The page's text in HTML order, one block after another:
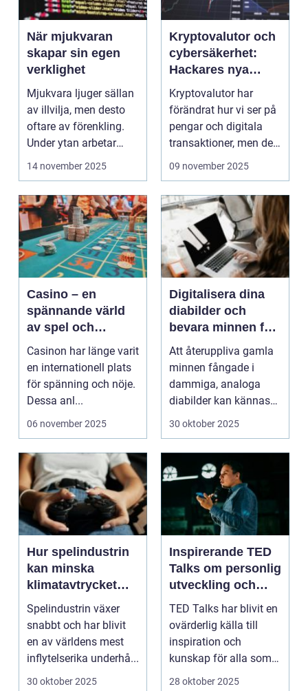
När mjukvaran
skapar sin egen
verklighet
Mjukvara ljuger sällan
av illvilja, men desto
oftare av förenkling.
Under ytan arbetar
pro...
14 november 2025
Kryptovalutor och
cybersäkerhet:
Hackares nya
lekplats
Kryptovalutor har
förändrat hur vi ser på
pengar och digitala
transaktioner, men de
...
09 november 2025
Casino – en
spännande värld
av spel och
underhållning
Casinon har länge varit
en internationell plats
för spänning och nöje.
Dessa anl...
06 november 2025
Digitalisera dina
diabilder och
bevara minnen för
framtiden
Att återuppliva gamla
minnen fångade i
dammiga, analoga
diabilder kan kännas
som en...
30 oktober 2025
Hur spelindustrin
kan minska
klimatavtrycket
genom innovation
och design
Spelindustrin växer
snabbt och har blivit
en av världens mest
inflytelserika underhå...
30 oktober 2025
Inspirerande TED
Talks om personlig
utveckling och
företagande
TED Talks har blivit en
ovärderlig källa till
inspiration och
kunskap för alla som
vi...
28 oktober 2025